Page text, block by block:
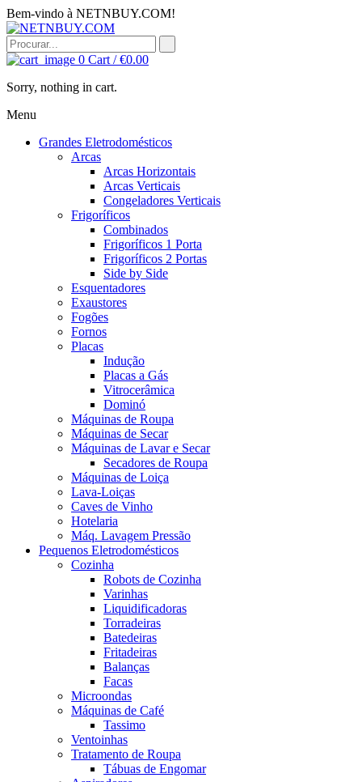
Bem-vindo à NETNBUY.COM!
0 Cart /€0.00
Sorry, nothing in cart.
Menu
Grandes Eletrodomésticos
Arcas
Arcas Horizontais
Arcas Verticais
Congeladores Verticais
Frigoríficos
Combinados
Frigoríficos 1 Porta
Frigoríficos 2 Portas
Side by Side
Esquentadores
Exaustores
Fogões
Fornos
Placas
Indução
Placas a Gás
Vitrocerâmica
Dominó
Máquinas de Roupa
Máquinas de Secar
Máquinas de Lavar e Secar
Secadores de Roupa
Máquinas de Loiça
Lava-Loiças
Caves de Vinho
Hotelaria
Máq. Lavagem Pressão
Pequenos Eletrodomésticos
Cozinha
Robots de Cozinha
Varinhas
Liquidificadoras
Torradeiras
Batedeiras
Fritadeiras
Balanças
Facas
Microondas
Máquinas de Café
Tassimo
Ventoinhas
Tratamento de Roupa
Tábuas de Engomar